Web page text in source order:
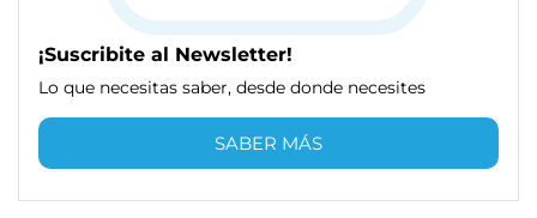
¡Suscribite al Newsletter!
Lo que necesitas saber, desde donde necesites
SABER MÁS